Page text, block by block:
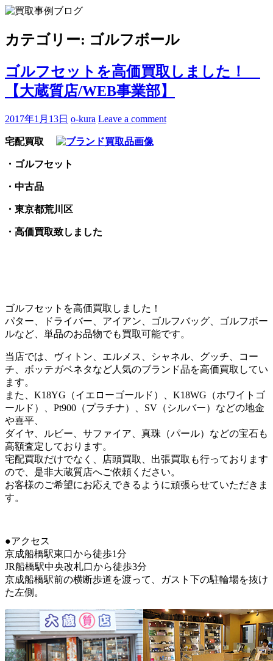
Skip
content
ポイントや高額買取のコツをお知らせします。
カテゴリー: ゴルフボール
ゴルフセットを高価買取しました！
【大蔵質店/WEB事業部】
2017年1月13日 o-kura Leave a comment
宅配買取
・ゴルフセット
・中古品
・東京都荒川区
・高価買取致しました
ゴルフセットを高価買取しました！
パター、ドライバー、アイアン、ゴルフバッグ、ゴルフボー
ルなど、単品のお品物でも買取可能です。
当店では、ヴィトン、エルメス、シャネル、グッチ、コー
チ、ボッテガベネタなど人気のブランド品を高価買取してい
ます。
また、K18YG（イエローゴールド）、K18WG（ホワイトゴ
ールド）、Pt900（プラチナ）、SV（シルバー）などの地金
や喜平、
ダイヤ、ルビー、サファイア、真珠（パール）などの宝石も
高額査定しております。
宅配買取だけでなく、店頭買取、出張買取も行っております
ので、是非大蔵質店へご依頼ください。
お客様のご希望にお応えできるように頑張らせていただきま
す。
●アクセス
京成船橋駅東口から徒歩1分
JR船橋駅中央改札口から徒歩3分
京成船橋駅前の横断歩道を渡って、ガスト下の駐輪場を抜け
た左側。